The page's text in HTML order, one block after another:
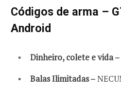
Códigos de arma –
Android
Dinheiro, colete e vida –
Balas Ilimitadas –